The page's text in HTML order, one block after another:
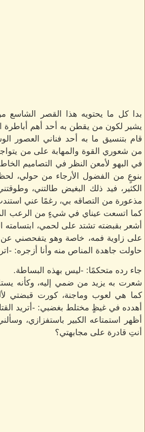
بدا كل ما يحتويه هذا القصر الشاسع
يشير لكون من يقطن به أحد أهم أباطرة
قام بتنسيق ما به أحد فناني العصور
من شعوري القوة والمهابة على من
في البهو لأمعن النظر في التصاميم
بنوعٍ من الفضول الأرجاء من حولي،
الكثير، فيد ذلك البغيض طالتني،
مذعورة من التصاقه بي، رغمًا عني
كما اتسعت عيناي في شيءٍ من الرعب
أشعر بقبضته تشتد على لحمي، ابتسامته
على زاوية فمه، خاصة وهو يتفحصني
حاولت جاهدة المناص منه وأنا أزجره: -
جاء رده متحكمًا: -ليس بهذه البساطة.
شعرت به يزيد من ضمي إليه، وكأنه
كما هي لعوب وماجنة، كورت قبضتي
أهدده في غيظٍ مختلط بغضبي: -أتريد
أظهر استمتاعه الكبير باستفزازي،
أنتِ قادرة على مجابهتي؟